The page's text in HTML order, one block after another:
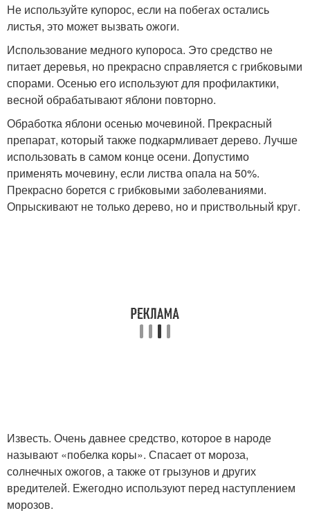
Не используйте купорос, если на побегах остались
листья, это может вызвать ожоги.
Использование медного купороса. Это средство не
питает деревья, но прекрасно справляется с грибковыми
спорами. Осенью его используют для профилактики,
весной обрабатывают яблони повторно.
Обработка яблони осенью мочевиной. Прекрасный
препарат, который также подкармливает дерево. Лучше
использовать в самом конце осени. Допустимо
применять мочевину, если листва опала на 50%.
Прекрасно борется с грибковыми заболеваниями.
Опрыскивают не только дерево, но и приствольный круг.
Известь. Очень давнее средство, которое в народе
называют «побелка коры». Спасает от мороза,
солнечных ожогов, а также от грызунов и других
вредителей. Ежегодно используют перед наступлением
морозов.